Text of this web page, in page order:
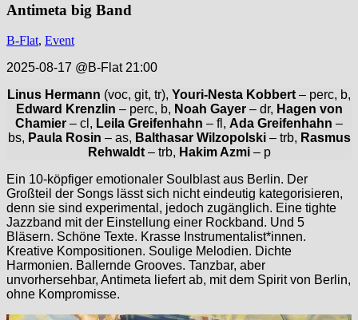
Antimeta big Band
B-Flat, Event
2025-08-17 @B-Flat 21:00
Linus Hermann (voc, git, tr), Youri-Nesta Kobbert– perc, b,
Edward Krenzlin – perc, b, Noah Gayer– dr, Hagen von
Chamier – cl, Leila Greifenhahn – fl, Ada Greifenhahn –
bs, Paula Rosin – as, Balthasar Wilzopolski– trb, Rasmus
Rehwaldt– trb, Hakim Azmi– p
Ein 10-köpfiger emotionaler Soulblast aus Berlin. Der
Großteil der Songs lässt sich nicht eindeutig kategorisieren,
denn sie sind experimental, jedoch zugänglich. Eine tighte
Jazzband mit der Einstellung einer Rockband. Und 5
Bläsern. Schöne Texte. Krasse Instrumentalist*innen.
Kreative Kompositionen. Soulige Melodien. Dichte
Harmonien. Ballernde Grooves. Tanzbar, aber
unvorhersehbar, Antimeta liefert ab, mit dem Spirit von Berlin,
ohne Kompromisse.